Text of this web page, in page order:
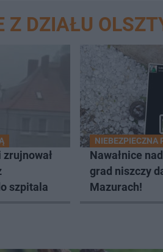
Z DZIAŁU
szpitala
NIEBEZPIECZNA
Nawałnice
grad niszczy
Mazurach!